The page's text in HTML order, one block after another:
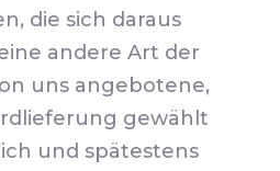
die sich daraus
andere Art der
uns angebotene,
gewählt
und spätestens